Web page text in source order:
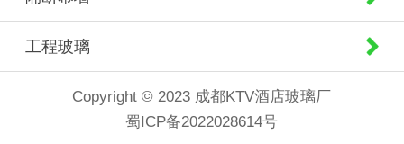
工程玻璃
Copyright © 2023 成都KTV酒店玻璃厂
蜀ICP备2022028614号